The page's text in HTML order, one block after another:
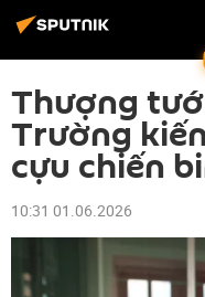
Thượng
Trường
cựu chiến
10:31 01.06.2026